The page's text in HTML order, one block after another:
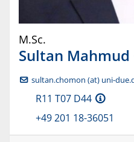
M.Sc.
Sultan Mahmud
sultan.chomon (at) uni-
R11 T07 D44
+49 201 18-36051